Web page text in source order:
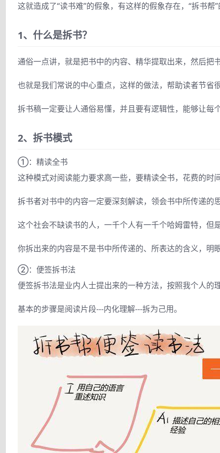
这就造成了“读书难”的假象，有这样的假象存在，“拆书
1、什么是拆书？
通俗一点讲，就是把书中的内容、精华提取出来，然后
也就是我们常说的中心重点，这样的做法，帮助读者节省
拆书稿一定要让人通俗易懂，并且要有逻辑性，能够让每
2、拆书模式
①：精读全书
这种模式对阅读能力要求高一些，要精读全书，花费的时
拆书者对书中的内容一定要深刻解读，领会书中所传递的
这个社会不缺读书的人，一千个人有一千个哈姆雷特，但
你拆出来的内容是不是书中所传递的、所表达的含义，明
②：便签拆书法
便签拆书法是业内人士提出来的一种方法，按照我个人
基本的步骤是阅读片段---内化理解---拆为己用。